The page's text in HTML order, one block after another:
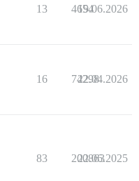
13 4654
19.06.2026
16 74298
22.04.2026
83 200863
22.06.2025